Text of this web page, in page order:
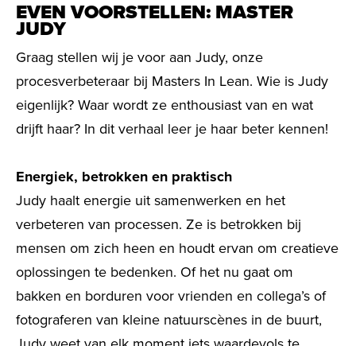
EVEN VOORSTELLEN: MASTER
JUDY
Graag stellen wij je voor aan Judy, onze
procesverbeteraar bij Masters In Lean. Wie is Judy
eigenlijk? Waar wordt ze enthousiast van en wat
drijft haar? In dit verhaal leer je haar beter kennen!
Energiek, betrokken en praktisch
Judy haalt energie uit samenwerken en het
verbeteren van processen. Ze is betrokken bij
mensen om zich heen en houdt ervan om creatieve
oplossingen te bedenken. Of het nu gaat om
bakken en borduren voor vrienden en collega’s of
fotograferen van kleine natuurscènes in de buurt,